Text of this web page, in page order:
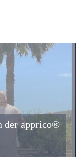
der apprico®